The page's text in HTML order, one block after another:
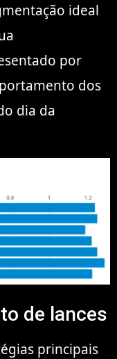
ideal
por
dos
dia da
de lances
principais